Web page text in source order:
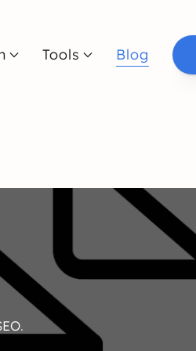
Tools Blog
.